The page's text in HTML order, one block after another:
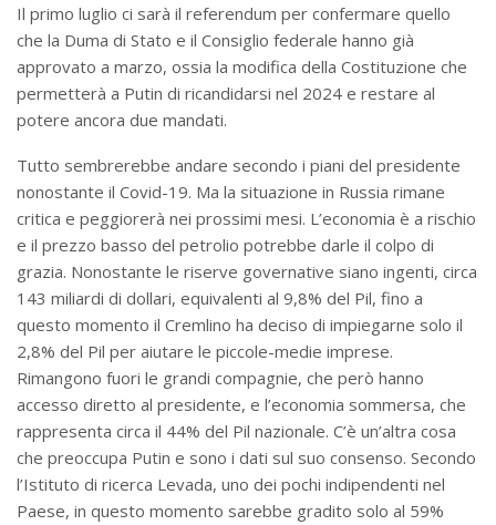
Il primo luglio ci sarà il referendum per confermare quello
che la Duma di Stato e il Consiglio federale hanno già
approvato a marzo, ossia la modifica della Costituzione che
permetterà a Putin di ricandidarsi nel 2024 e restare al
potere ancora due mandati.
Tutto sembrerebbe andare secondo i piani del presidente
nonostante il Covid-19. Ma la situazione in Russia rimane
critica e peggiorerà nei prossimi mesi. L’economia è a rischio
e il prezzo basso del petrolio potrebbe darle il colpo di
grazia. Nonostante le riserve governative siano ingenti, circa
143 miliardi di dollari, equivalenti al 9,8% del Pil, fino a
questo momento il Cremlino ha deciso di impiegarne solo il
2,8% del Pil per aiutare le piccole-medie imprese.
Rimangono fuori le grandi compagnie, che però hanno
accesso diretto al presidente, e l’economia sommersa, che
rappresenta circa il 44% del Pil nazionale. C’è un’altra cosa
che preoccupa Putin e sono i dati sul suo consenso. Secondo
l’Istituto di ricerca Levada, uno dei pochi indipendenti nel
Paese, in questo momento sarebbe gradito solo al 59%